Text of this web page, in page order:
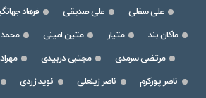
علی سفلی
علی صدیقی فرهاد
ماکان بند
متیار متین امینی
مرتضی سرمدی
مجتبی دربیدی
ناصر پورکرم
ناصر زینعلی نوید زردی